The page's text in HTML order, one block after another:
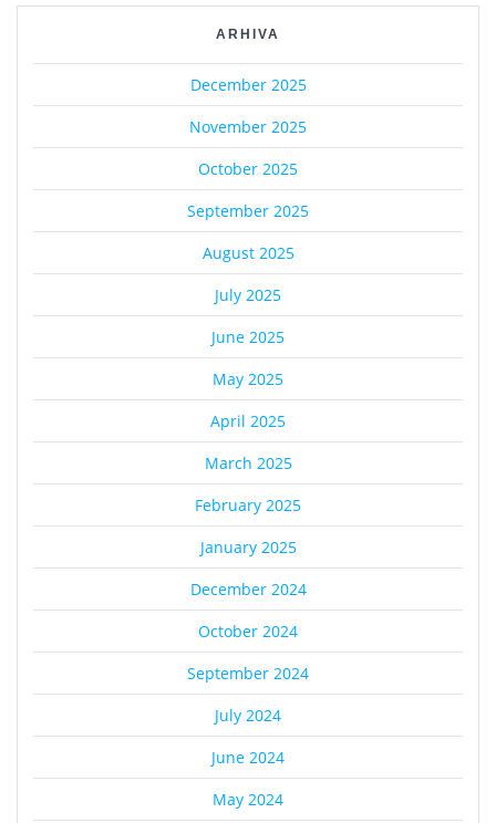
ARHIVA
December 2025
November 2025
October 2025
September 2025
August 2025
July 2025
June 2025
May 2025
April 2025
March 2025
February 2025
January 2025
December 2024
October 2024
September 2024
July 2024
June 2024
May 2024